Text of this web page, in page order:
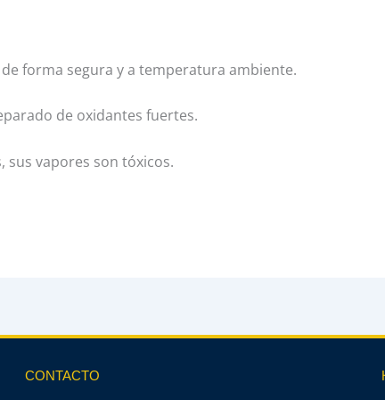
forma segura y a temperatura ambiente.
de oxidantes fuertes.
sus vapores son tóxicos.
CONTACTO